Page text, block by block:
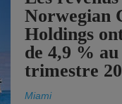
Norwegian
Holdings
de 4,9 %
trimestre
Miami